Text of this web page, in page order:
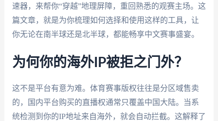
速器，来帮你“穿越”地理屏障，重回熟悉的观赛主场。这
篇文章，就是为你梳理如何选择和使用这样的工具，让
你无论在南半球还是北半球，都能畅享中文赛事盛宴。
为何你的海外IP被拒之门外？
这不是平台有意为难。体育赛事版权往往是分区域售卖
的，国内平台购买的直播权通常只覆盖中国大陆。当系
统检测到你的IP地址来自海外，就会自动拦截。这解释了